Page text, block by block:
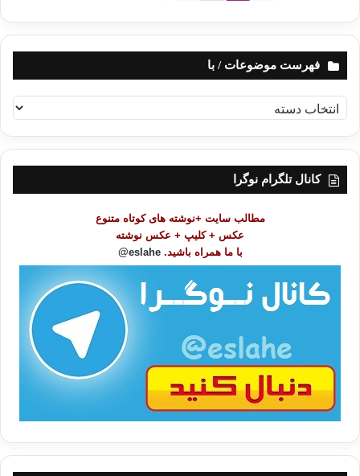
فهرست موضوعات / با
ه
ر
کانال تلگرام نوگرا
مطالب سایت +نوشته های کوتاه متنوع
عکس + کلیپ + عکس نوشته
با ما همراه باشید. eslahe@